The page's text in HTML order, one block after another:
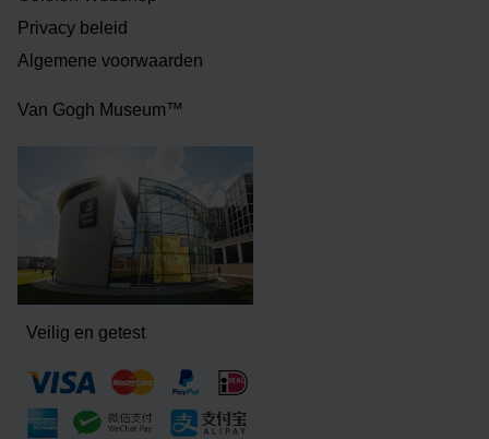
Privacy beleid
Algemene voorwaarden
Van Gogh Museum™
Veilig en getest